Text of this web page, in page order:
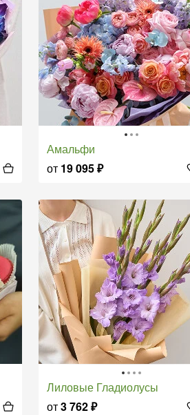
Амальфи
от 19 095₽
Лиловые Гладиолусы
от3 762₽